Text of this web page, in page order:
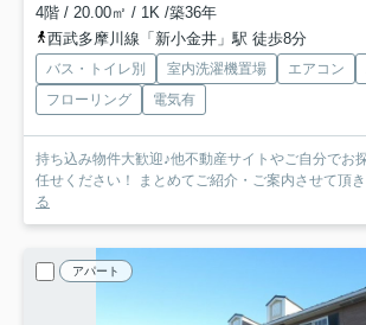
4階 / 20.00㎡ / 1K /築36年
西武多摩川線「新小金井」駅 徒歩8分
バス・トイレ別 室内洗濯機置場 エアコン
フローリング
電気有
持ち込み物件大歓迎♪他不動産サイトやご自分でお
任せください！ まとめてご紹介・ご案内させて頂
る
アパート